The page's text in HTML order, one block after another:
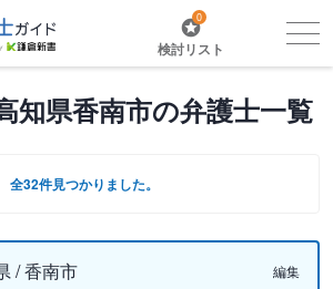
0
検討リスト
知県香南市の弁護士一覧
全32件見つかりました。
/ 香南市 編集